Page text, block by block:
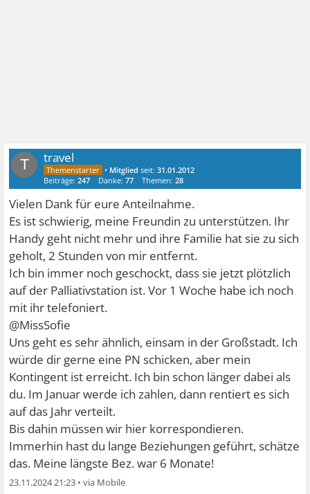
T travel
• Mitglied seit:31.01.2012
Beiträge:247 Danke:77 Themen:28
Vielen Dank für eure Anteilnahme.
Es ist schwierig, meine Freundin zu unterstützen. Ihr
Handy geht nicht mehr und ihre Familie hat sie zu sich
geholt, 2 Stunden von mir entfernt.
Ich bin immer noch geschockt, dass sie jetzt plötzlich
auf der Palliativstation ist. Vor 1 Woche habe ich noch
mit ihr telefoniert.
@MissSofie
Uns geht es sehr ähnlich, einsam in der Großstadt. Ich
würde dir gerne eine PN schicken, aber mein
Kontingent ist erreicht. Ich bin schon länger dabei als
du. Im Januar werde ich zahlen, dann rentiert es sich
auf das Jahr verteilt.
Bis dahin müssen wir hier korrespondieren.
Immerhin hast du lange Beziehungen geführt, schätze
das. Meine längste Bez. war 6 Monate!
23.11.2024 21:23 •